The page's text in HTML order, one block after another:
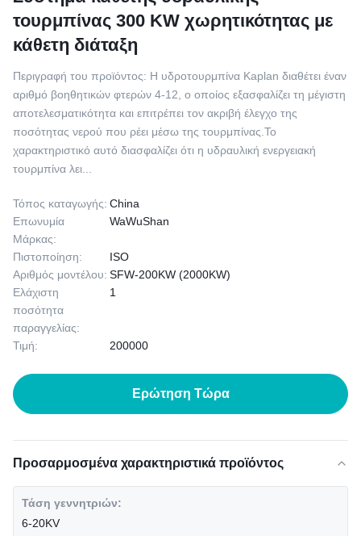
τουρμπίνας 300 KW χωρητικότητας με
κάθετη διάταξη
Περιγραφή του προϊόντος: Η υδροτουρμπίνα Kaplan διαθέτει έναν
αριθμό βοηθητικών φτερών 4-12, ο οποίος εξασφαλίζει τη μέγιστη
αποτελεσματικότητα και επιτρέπει τον ακριβή έλεγχο της
ποσότητας νερού που ρέει μέσω της τουρμπίνας.Το
χαρακτηριστικό αυτό διασφαλίζει ότι η υδραυλική ενεργειακή
τουρμπίνα λει...
Τόπος καταγωγής: China
Επωνυμία
Μάρκας:
WaWuShan
Πιστοποίηση:
ISO
Αριθμός μοντέλου: SFW-200KW (2000KW)
Ελάχιστη
ποσότητα
παραγγελίας:
1
Τιμή: 200000
Ερώτηση Τώρα
Προσαρμοσμένα χαρακτηριστικά προϊόντος
Τάση γεννητριών:
6-20KV